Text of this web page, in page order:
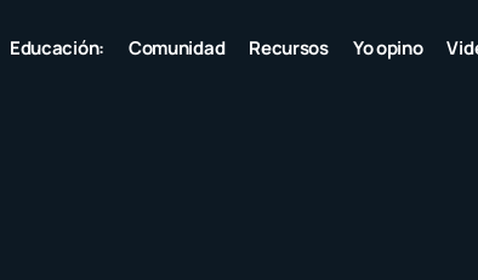
Educación: Comunidad Recursos Yo opino